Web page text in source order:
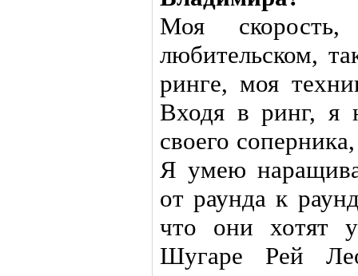
Моя
любительском,
ринге, моя
Входя в ринг, я
своего
Я умею
от раунда к
что они хотят
Шугаре Рей